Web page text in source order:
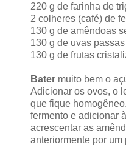
220 g de farinha de
2 colheres (café) de
130 g de amêndoas
130 g de uvas
130 g de frutas
Bater muito bem o
Adicionar os ovos, o
que fique
fermento e adicionar
acrescentar as
anteriormente por um